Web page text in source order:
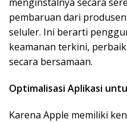
pembaruan dari
seluler. Ini berarti
keamanan terkini,
secara bersamaan.
Optimalisasi Aplikasi
Karena Apple memiliki